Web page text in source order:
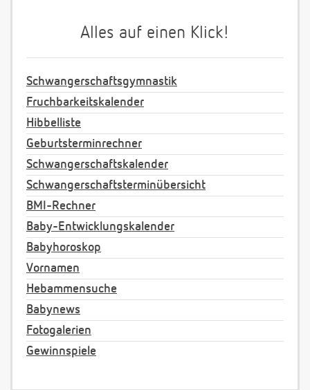
Alles auf einen Klick!
Schwangerschaftsgymnastik
Fruchbarkeitskalender
Hibbelliste
Geburtsterminrechner
Schwangerschaftskalender
Schwangerschaftsterminübersicht
BMI-Rechner
Baby-Entwicklungskalender
Babyhoroskop
Vornamen
Hebammensuche
Babynews
Fotogalerien
Gewinnspiele